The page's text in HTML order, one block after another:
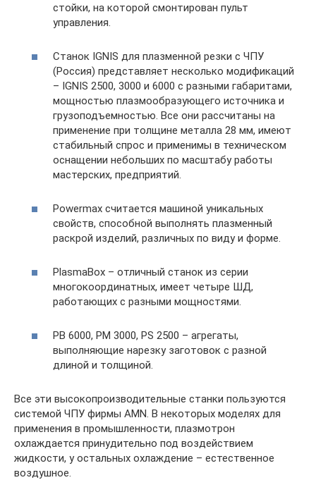
стойки, на которой смонтирован пульт
управления.
Станок IGNIS для плазменной резки с ЧПУ
(Россия) представляет несколько модификаций
– IGNIS 2500, 3000 и 6000 с разными габаритами,
мощностью плазмообразующего источника и
грузоподъемностью. Все они рассчитаны на
применение при толщине металла 28 мм, имеют
стабильный спрос и применимы в техническом
оснащении небольших по масштабу работы
мастерских, предприятий.
Powermax считается машиной уникальных
свойств, способной выполнять плазменный
раскрой изделий, различных по виду и форме.
PlasmaBox – отличный станок из серии
многокоординатных, имеет четыре ШД,
работающих с разными мощностями.
РВ 6000, РМ 3000, PS 2500 – агрегаты,
выполняющие нарезку заготовок с разной
длиной и толщиной.
Все эти высокопроизводительные станки пользуются
системой ЧПУ фирмы AMN. В некоторых моделях для
применения в промышленности, плазмотрон
охлаждается принудительно под воздействием
жидкости, у остальных охлаждение – естественное
воздушное.